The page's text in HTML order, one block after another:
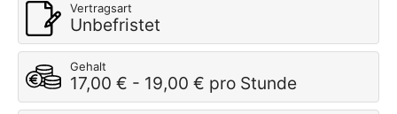
Vertragsart
Unbefristet
Gehalt
17,00 € - 19,00 € pro Stunde